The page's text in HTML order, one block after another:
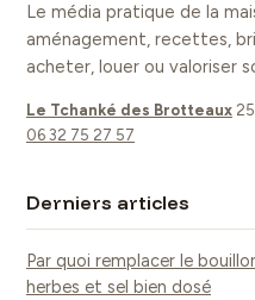
Le média pratique de la
aménagement, recettes,
acheter, louer ou valoriser
Le Tchanké des Brotteaux
06 32 75 27 57
Derniers articles
Par quoi remplacer le
herbes et sel bien dosé